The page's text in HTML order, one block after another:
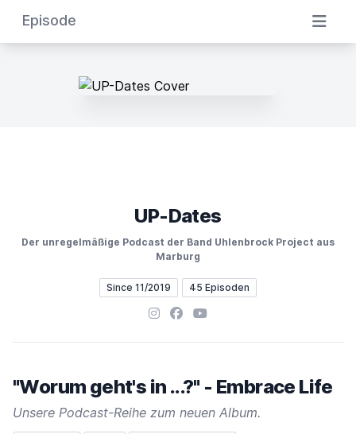
Episode
UP-Dates
Der unregelmäßige Podcast der Band Uhlenbrock Project aus
Marburg
Since 11/2019 45 Episoden
Instagram
Facebook
YouTube
"Worum geht's in ...?" - Embrace Life
Unsere Podcast-Reihe zum neuen Album.